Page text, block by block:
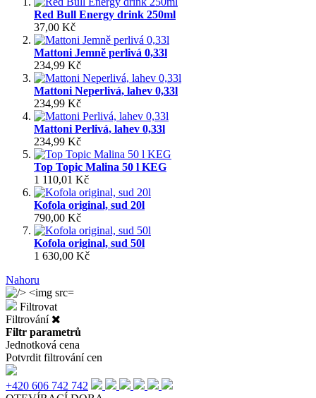
Red Bull Energy drink 250ml
37,00 Kč
Mattoni Jemně perlivá 0,33l
234,99 Kč
Mattoni Neperlivá, lahev 0,33l
234,99 Kč
Mattoni Perlivá, lahev 0,33l
234,99 Kč
Top Topic Malina 50 l KEG
1 110,01 Kč
Kofola original, sud 20l
790,00 Kč
Kofola original, sud 50l
1 630,00 Kč
Nahoru
Filtrovat
Filtrování
Filtr parametrů
Jednotková cena
Potvrdit filtrování cen
+420 606 742 742